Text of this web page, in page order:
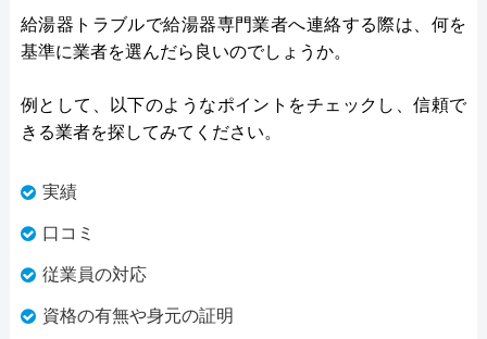
給湯器トラブルで給湯器専門業者へ連絡する際は、何を
基準に業者を選んだら良いのでしょうか。
例として、以下のようなポイントをチェックし、信頼で
きる業者を探してみてください。
実績
口コミ
従業員の対応
資格の有無や身元の証明